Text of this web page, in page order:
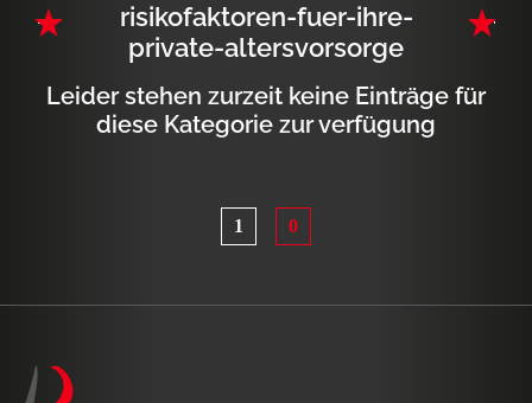
risikofaktoren-fuer-ihre-
private-altersvorsorge
Leider stehen zurzeit keine Einträge für
diese Kategorie zur verfügung
1 0